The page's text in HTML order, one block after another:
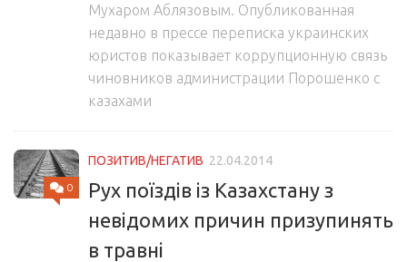
Мухаром Аблязовым. Опубликованная
недавно в прессе переписка украинских
юристов показывает коррупционную связь
чиновников администрации Порошенко с
казахами
0
ПОЗИТИВ/НЕГАТИВ 22.04.2014
Рух поїздів із Казахстану з
невідомих причин призупинять
в травні